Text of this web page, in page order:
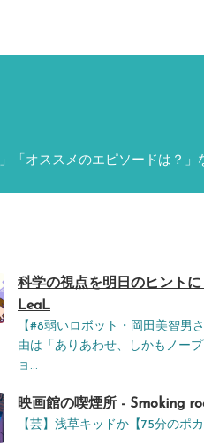
「オススメのエピソードは？」
科学の視点を明日のヒント
LeaL
【#8弱いロボット・岡田美智男
由は「ありあわせ、しかもノー
ョ...
映画館の喫煙所 - Smoking
【芸】浅草キッドか【75分のポ